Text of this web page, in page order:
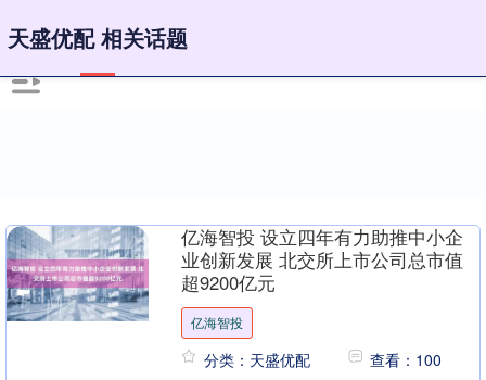
天盛优配 相关话题
亿海智投 设立四年有力助推中小企
业创新发展 北交所上市公司总市值
超9200亿元
亿海智投
分类：天盛优配 查看：100